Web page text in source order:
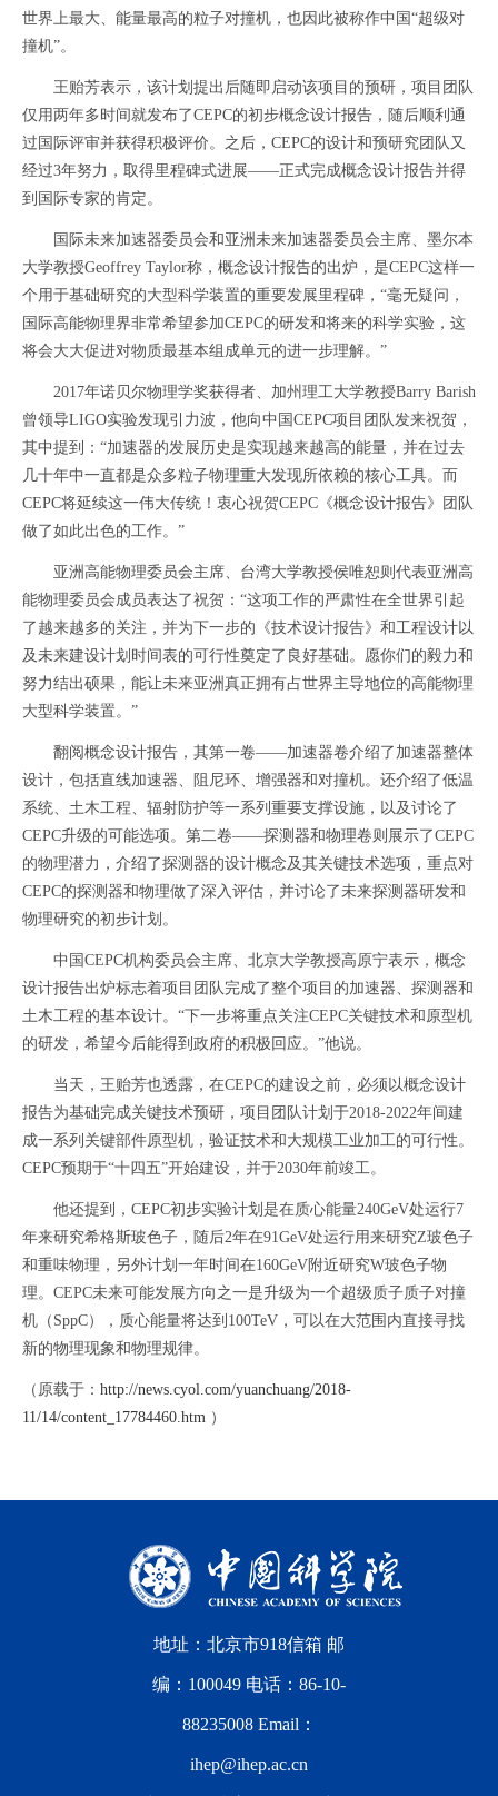
世界上最大、能量最高的粒子对撞机，也因此被称作中国“超级对
撞机”。
王贻芳表示，该计划提出后随即启动该项目的预研，项目团队
仅用两年多时间就发布了CEPC的初步概念设计报告，随后顺利通
过国际评审并获得积极评价。之后，CEPC的设计和预研究团队又
经过3年努力，取得里程碑式进展——正式完成概念设计报告并得
到国际专家的肯定。
国际未来加速器委员会和亚洲未来加速器委员会主席、墨尔本
大学教授Geoffrey Taylor称，概念设计报告的出炉，是CEPC这样一
个用于基础研究的大型科学装置的重要发展里程碑，“毫无疑问，
国际高能物理界非常希望参加CEPC的研发和将来的科学实验，这
将会大大促进对物质最基本组成单元的进一步理解。”
2017年诺贝尔物理学奖获得者、加州理工大学教授Barry Barish
曾领导LIGO实验发现引力波，他向中国CEPC项目团队发来祝贺，
其中提到：“加速器的发展历史是实现越来越高的能量，并在过去
几十年中一直都是众多粒子物理重大发现所依赖的核心工具。而
CEPC将延续这一伟大传统！衷心祝贺CEPC《概念设计报告》团队
做了如此出色的工作。”
亚洲高能物理委员会主席、台湾大学教授侯唯恕则代表亚洲高
能物理委员会成员表达了祝贺：“这项工作的严肃性在全世界引起
了越来越多的关注，并为下一步的《技术设计报告》和工程设计以
及未来建设计划时间表的可行性奠定了良好基础。愿你们的毅力和
努力结出硕果，能让未来亚洲真正拥有占世界主导地位的高能物理
大型科学装置。”
翻阅概念设计报告，其第一卷——加速器卷介绍了加速器整体
设计，包括直线加速器、阻尼环、增强器和对撞机。还介绍了低温
系统、土木工程、辐射防护等一系列重要支撑设施，以及讨论了
CEPC升级的可能选项。第二卷——探测器和物理卷则展示了CEPC
的物理潜力，介绍了探测器的设计概念及其关键技术选项，重点对
CEPC的探测器和物理做了深入评估，并讨论了未来探测器研发和
物理研究的初步计划。
中国CEPC机构委员会主席、北京大学教授高原宁表示，概念
设计报告出炉标志着项目团队完成了整个项目的加速器、探测器和
土木工程的基本设计。“下一步将重点关注CEPC关键技术和原型机
的研发，希望今后能得到政府的积极回应。”他说。
当天，王贻芳也透露，在CEPC的建设之前，必须以概念设计
报告为基础完成关键技术预研，项目团队计划于2018-2022年间建
成一系列关键部件原型机，验证技术和大规模工业加工的可行性。
CEPC预期于“十四五”开始建设，并于2030年前竣工。
他还提到，CEPC初步实验计划是在质心能量240GeV处运行7
年来研究希格斯玻色子，随后2年在91GeV处运行用来研究Z玻色子
和重味物理，另外计划一年时间在160GeV附近研究W玻色子物
理。CEPC未来可能发展方向之一是升级为一个超级质子质子对撞
机（SppC），质心能量将达到100TeV，可以在大范围内直接寻找
新的物理现象和物理规律。
（原载于： http://news.cyol.com/yuanchuang/2018-
11/14/content_17784460.htm ）
地址：北京市918信箱 邮
编：100049 电话：86-10-
88235008 Email：
ihep@ihep.ac.cn